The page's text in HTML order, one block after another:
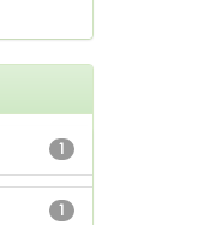
1
1